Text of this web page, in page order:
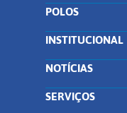
POLOS
INSTITUCIONAL
NOTÍCIAS
SERVIÇOS